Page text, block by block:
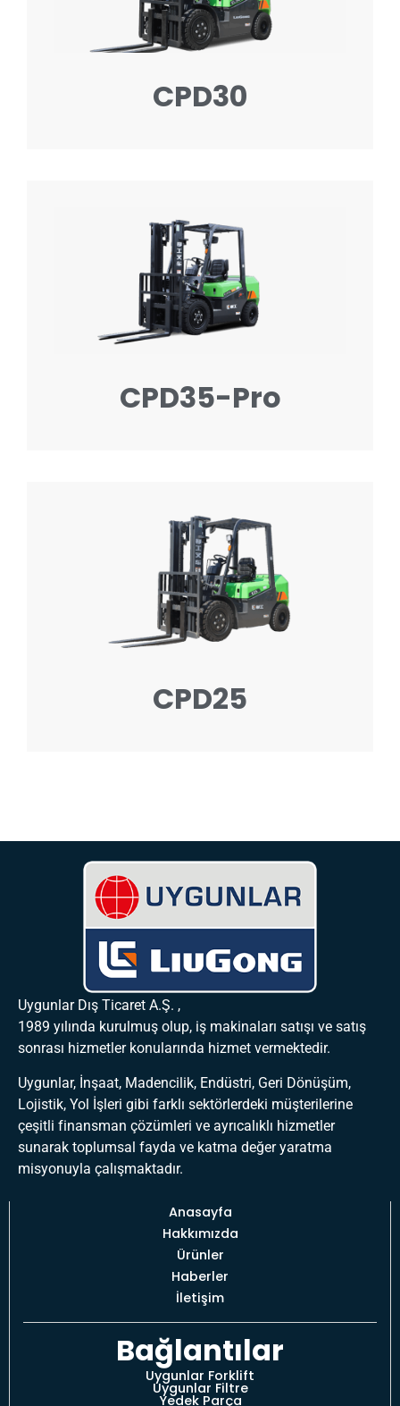
CPD30
CPD35-Pro
CPD25
Uygunlar Dış Ticaret A.Ş. ,
1989 yılında kurulmuş olup, iş makinaları satışı ve satış
sonrası hizmetler konularında hizmet vermektedir.
Uygunlar, İnşaat, Madencilik, Endüstri, Geri Dönüşüm,
Lojistik, Yol İşleri gibi farklı sektörlerdeki müşterilerine
çeşitli finansman çözümleri ve ayrıcalıklı hizmetler
sunarak toplumsal fayda ve katma değer yaratma
misyonuyla çalışmaktadır.
Anasayfa
Hakkımızda
Ürünler
Haberler
İletişim
Bağlantılar
Uygunlar Forklift
Uygunlar Filtre
Yedek Parça